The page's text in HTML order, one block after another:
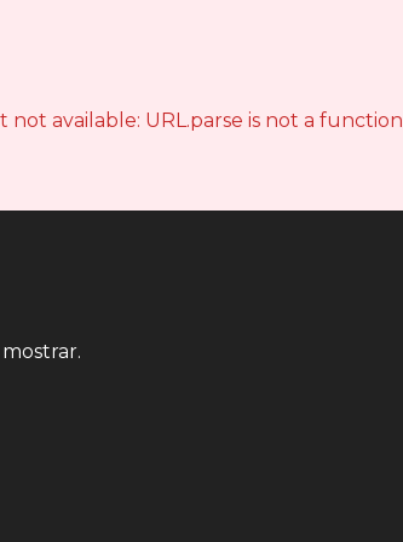
not available: URL.parse is not a function